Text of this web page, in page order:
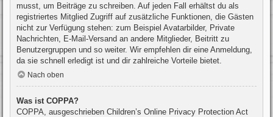
musst, um Beiträge zu schreiben. Auf jeden Fall erhältst du als
registriertes Mitglied Zugriff auf zusätzliche Funktionen, die Gästen
nicht zur Verfügung stehen: zum Beispiel Avatarbilder, Private
Nachrichten, E-Mail-Versand an andere Mitglieder, Beitritt zu
Benutzergruppen und so weiter. Wir empfehlen dir eine Anmeldung,
da sie schnell erledigt ist und dir zahlreiche Vorteile bietet.
Nach oben
Was ist COPPA?
COPPA, ausgeschrieben Children’s Online Privacy Protection Act